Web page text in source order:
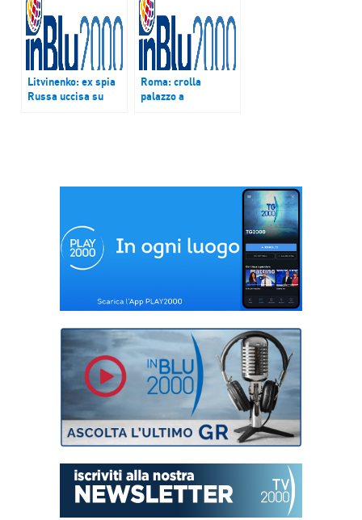
Litvinenko: ex spia
Russa uccisa su
Roma: crolla
palazzo a